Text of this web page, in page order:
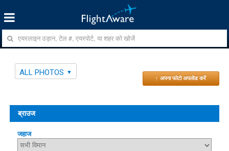
ALL PHOTOS
↑ अपना फोटो अपलोड करें
ब्राउज
जहाज